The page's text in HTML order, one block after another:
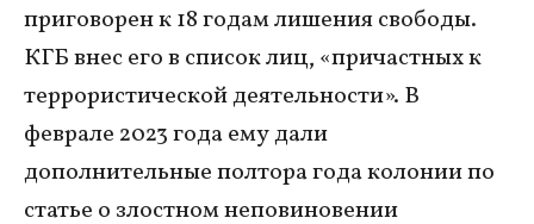
приговорен к 18 годам лишения свободы.
КГБ внес его в список лиц, «причастных к
террористической деятельности». В
феврале 2023 года ему дали
дополнительные полтора года колонии по
статье о злостном неповиновении